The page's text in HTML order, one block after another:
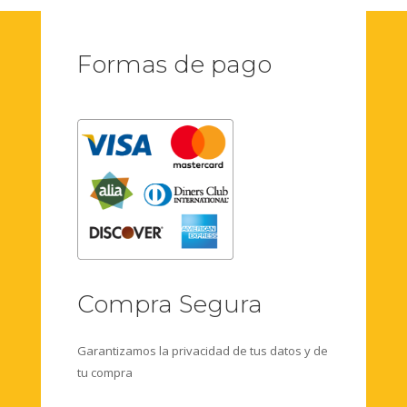
Formas de pago
Compra Segura
Garantizamos la privacidad de tus datos y de
tu compra